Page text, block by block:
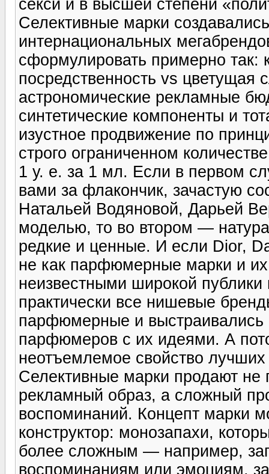
секси и в высшей степени
Селективные марки
интернациональных
сформулировать примерно так:
посредственность vs
астрономические рекламные
синтетические компоненты и
изустное продвижение по
строго ограниченном
1 у. е. за 1 мл. Если в первом
вами за флакончик, зачастую
Натальей Водяновой, Дарьей
моделью, то во втором —
редкие и ценные. И если Dior,
не как парфюмерные марки и
неизвестными широкой
практически все нишевые
парфюмерные и выстраивались
парфюмеров с их идеями. А
неотъемлемое свойство лучших
Селективные марки продают не
рекламный образ, а сложный
воспоминаний. Концепт марки
конструктор: монозапахи,
более сложным — например,
воспоминаниям или эмоциям,